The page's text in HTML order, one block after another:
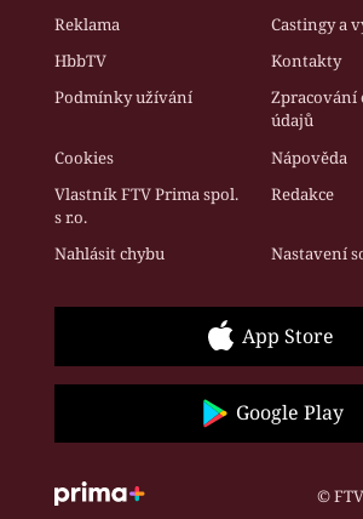
Reklama
Castingy a
HbbTV
Kontakty
Podmínky užívání
Zpracování
údajů
Cookies
Nápověda
Vlastník FTV Prima spol.
s r.o.
Redakce
Nahlásit chybu Nastavení
App Store
Google Play
©